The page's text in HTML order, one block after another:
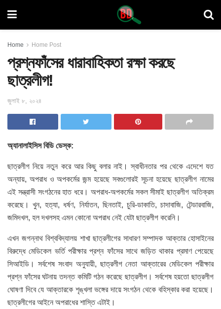
Home Home Post
প্রশ্নফাঁসের ধারাবাহিকতা রক্ষা করছে
ছাত্রলীগ!
জুলাই ৮, ২০২৪
অ্যানালাইসিস বিডি ডেস্ক:
ছাত্রলীগ নিয়ে নতুন করে আর কিছু বলার নাই। স্বাধীনতার পর থেকে এদেশে যত
অন্যায়, অপরাধ ও অপকর্মের জন্ম হয়েছে সবগুলোরই সূচনা হয়েছে ছাত্রলীগ নামের
এই সন্ত্রাসী সংগঠনের হাত ধরে। অপরাধ-অপকর্মের সকল সীমাই ছাত্রলীগ অতিক্রম
করেছে। খুন, হত্যা, ধর্ষণ, নির্যাতন, ছিনতাই, চুরি-ডাকাতি, চাদাবাজি, টেন্ডারবাজি,
জমিদখল, হল দখলসহ এমন কোনো অপরাধ নেই যেটা ছাত্রলীগ করেনি।
এখন জগন্নাথ বিশ্ববিদ্যালয় শাখা ছাত্রলীগের সাধারণ সম্পাদক আক্তার হোসাইনের
বিরুদ্ধে মেডিকেল ভর্তি পরীক্ষার প্রশ্ন ফাঁসের সাথে জড়িত থাকার প্রমাণ পেয়েছে
সিআইডি। সর্বশেষ সংবাদ অনুযায়ী, ছাত্রলীগ নেতা আক্তারের মেডিকেল পরীক্ষার
প্রশ্ন ফাঁসের ঘটনায় তদন্ত কমিটি গঠন করেছে ছাত্রলীগ। সর্বশেষ হয়তো ছাত্রলীগ
ঘোষণা দিবে যে আক্তারকে শৃঙ্খলা ভঙ্গের দায়ে সংগঠন থেকে বহিস্কার করা হয়েছে।
ছাত্রলীগের আইনে অপরাধের শাস্তি এটাই।